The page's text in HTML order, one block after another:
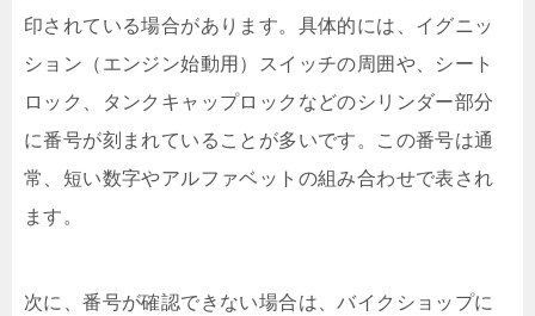
印されている場合があります。具体的には、イグニッ
ション（エンジン始動用）スイッチの周囲や、シート
ロック、タンクキャップロックなどのシリンダー部分
に番号が刻まれていることが多いです。この番号は通
常、短い数字やアルファベットの組み合わせで表され
ます。
次に、番号が確認できない場合は、バイクショップに